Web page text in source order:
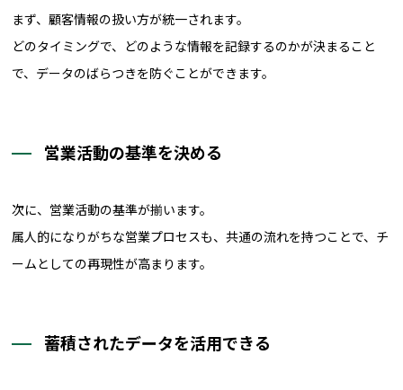
まず、顧客情報の扱い方が統一されます。
どのタイミングで、どのような情報を記録するのかが決まること
で、データのばらつきを防ぐことができます。
営業活動の基準を決める
次に、営業活動の基準が揃います。
属人的になりがちな営業プロセスも、共通の流れを持つことで、チ
ームとしての再現性が高まります。
蓄積されたデータを活用できる